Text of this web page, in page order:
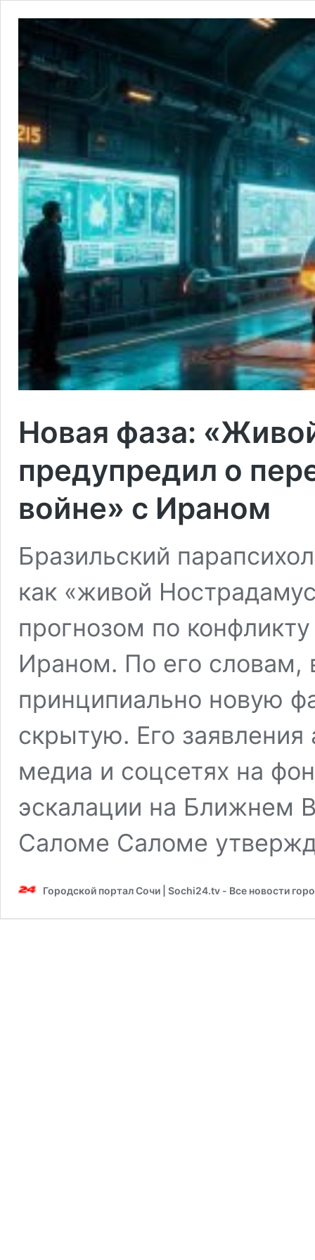
Новая фаза:
предупредил о
войне» с Ираном
Бразильский
как «живой
прогнозом по
Ираном. По его словам,
принципиально новую
скрытую. Его
медиа и соцсетях на
эскалации на Ближнем
Саломе Саломе
Городской портал Сочи | Sochi24.tv - Все новости